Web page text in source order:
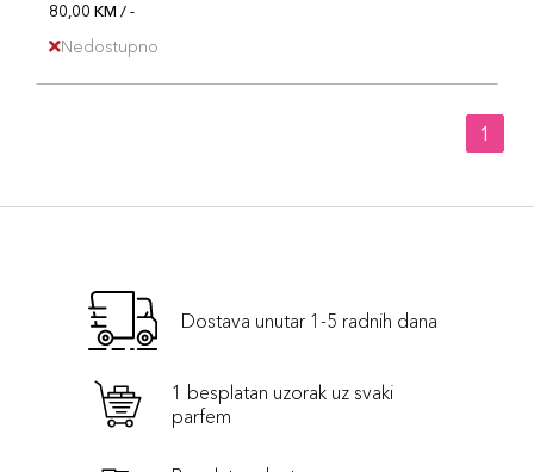
80,00 KM / -
Nedostupno
1
Dostava unutar 1-5 radnih dana
1 besplatan uzorak uz svaki
parfem